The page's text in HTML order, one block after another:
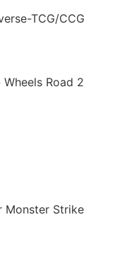
TCG/CCG
Road 2
Monster Strike